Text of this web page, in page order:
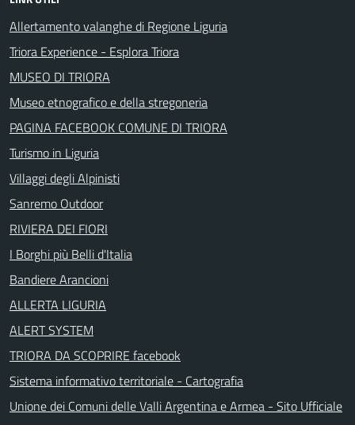
Allertamento valanghe di Regione Liguria
Triora Experience - Esplora Triora
MUSEO DI TRIORA
Museo etnografico e della stregoneria
PAGINA FACEBOOK COMUNE DI TRIORA
Turismo in Liguria
Villaggi degli Alpinisti
Sanremo Outdoor
RIVIERA DEI FIORI
I Borghi più Belli d'Italia
Bandiere Arancioni
ALLERTA LIGURIA
ALERT SYSTEM
TRIORA DA SCOPRIRE facebook
Sistema informativo territoriale - Cartografia
Unione dei Comuni delle Valli Argentina e Armea - Sito Ufficiale